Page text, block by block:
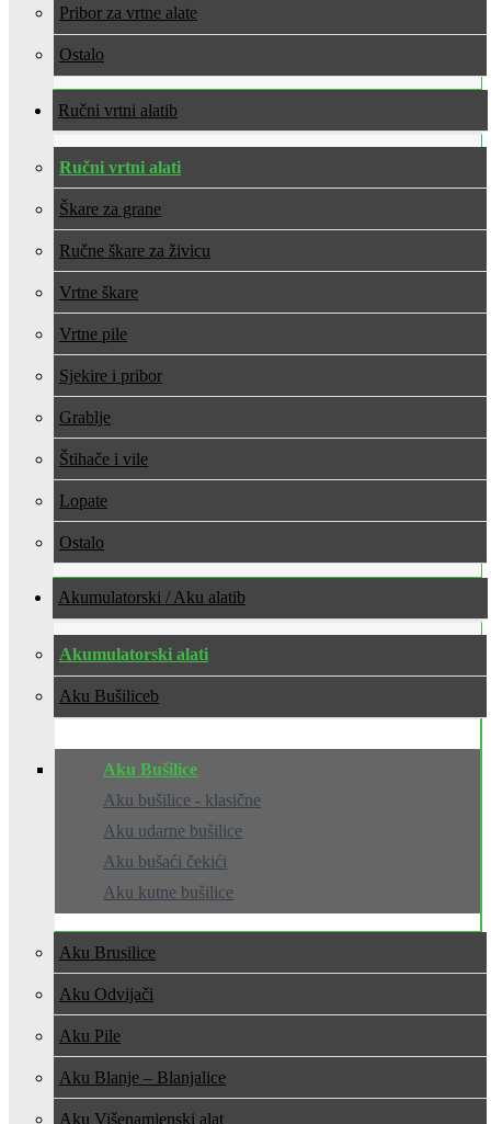
Pribor za vrtne alate
Ostalo
Ručni vrtni alati
Ručni vrtni alati
Škare za grane
Ručne škare za živicu
Vrtne škare
Vrtne pile
Sjekire i pribor
Grablje
Štihače i vile
Lopate
Ostalo
Akumulatorski / Aku alati
Akumulatorski alati
Aku Bušilice
Aku Bušilice
Aku bušilice - klasične
Aku udarne bušilice
Aku bušaći čekići
Aku kutne bušilice
Aku Brusilice
Aku Odvijači
Aku Pile
Aku Blanje – Blanjalice
Aku Višenamjenski alat